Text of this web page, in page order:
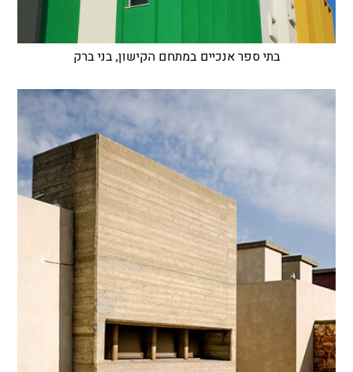
בתי ספר אנכיים במתחם הקישון, בני ברק